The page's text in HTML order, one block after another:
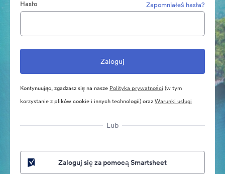
Hasło Zapomniałeś hasła?
Kontynuując, zgadzasz się na nasze Polityka prywatności (w tym
korzystanie z plików cookie i innych technologii) orazWarunki usługi
Lub
Zaloguj się za pomocą Smartsheet